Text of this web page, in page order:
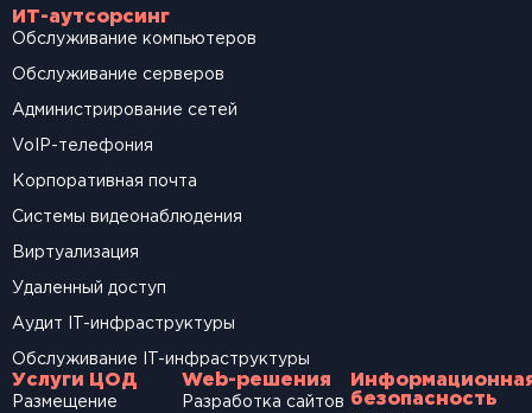
ИТ-аутсорсинг
Обслуживание компьютеров
Обслуживание серверов
Администрирование сетей
VoIP-телефония
Корпоративная почта
Системы видеонаблюдения
Виртуализация
Удаленный доступ
Аудит IT-инфраструктуры
Обслуживание IT-инфраструктуры
Услуги ЦОД
Размещение
Web-решения
Разработка сайтов безопасность